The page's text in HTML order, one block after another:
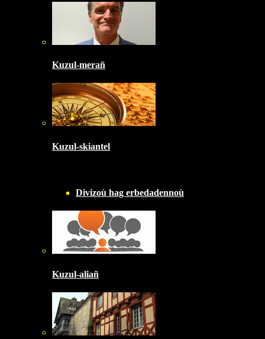
Kuzul-merañ
Kuzul-skiantel
Divizoù hag erbedadennoù
Kuzul-aliañ